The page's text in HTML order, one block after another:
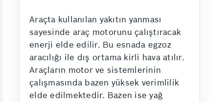
Araçta kullanılan yakıtın yanması
sayesinde araç motorunu çalıştıracak
enerji elde edilir. Bu esnada egzoz
aracılığı ile dış ortama kirli hava atılır.
Araçların motor ve sistemlerinin
çalışmasında bazen yüksek verimlilik
elde edilmektedir. Bazen ise yağ